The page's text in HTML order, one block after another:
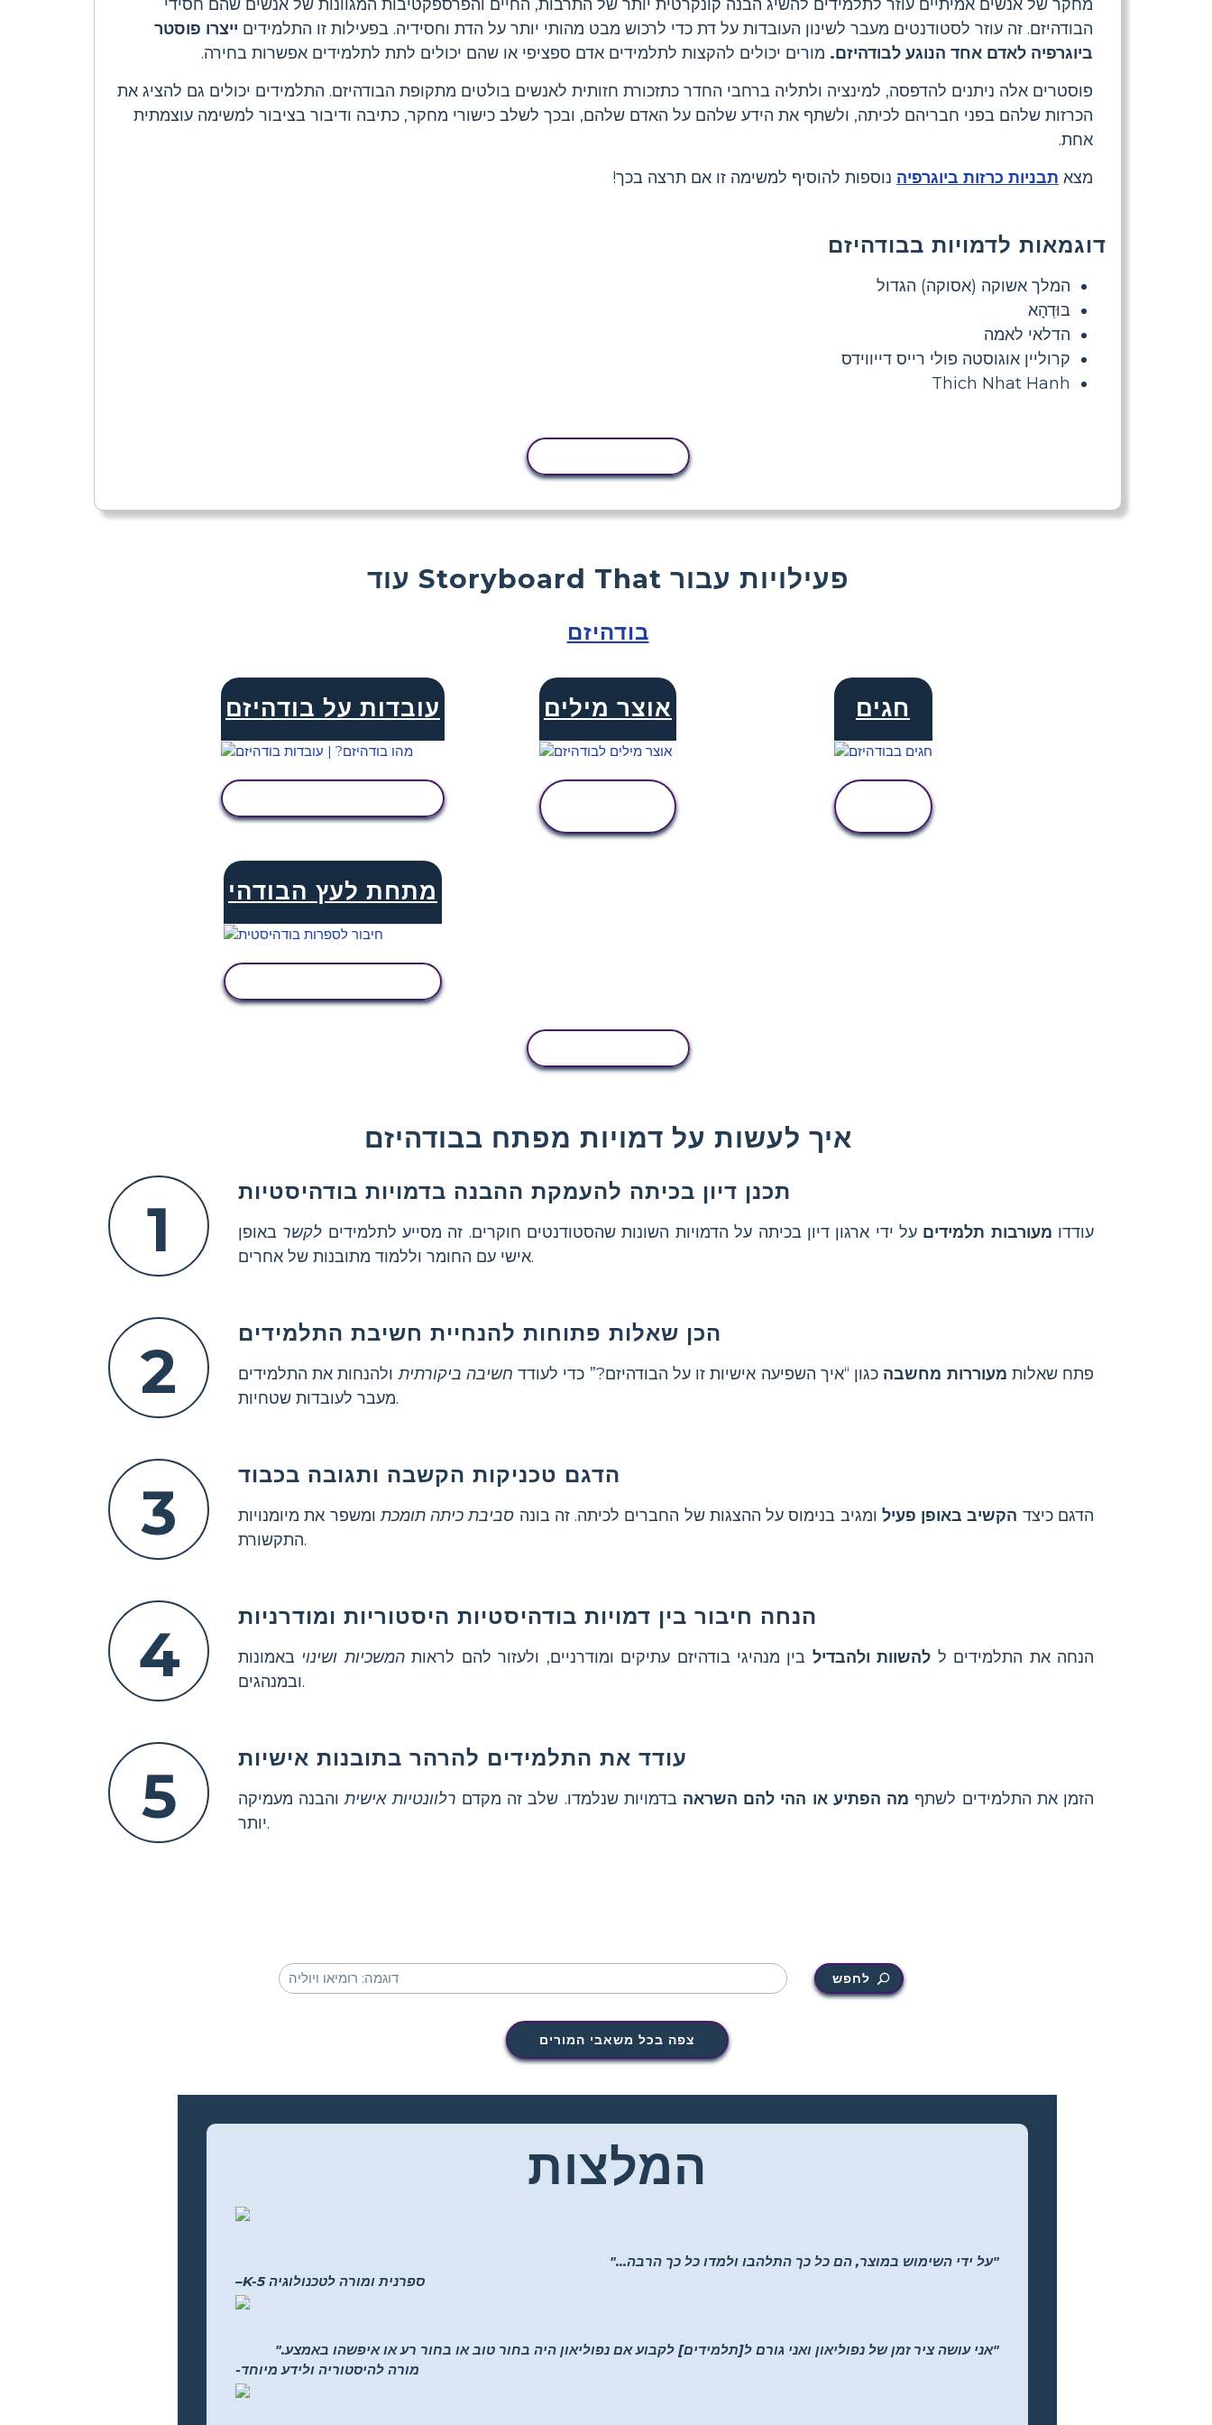
מחקר של אנשים אמיתיים עוזר לתלמידים להשיג הבנה קונקרטית יותר של התרבות, החיים והפרספקטיבות המגוונות של אנשים שהם חסידי
הבודהיזם. זה עוזר לסטודנטים מעבר לשינון העובדות על דת כדי לרכוש מבט מהותי יותר על הדת וחסידיה. בפעילות זו התלמידים ייצרו פוסטר
ביוגרפיה לאדם אחד הנוגע לבודהיזם. מורים יכולים להקצות לתלמידים אדם ספציפי או שהם יכולים לתת לתלמידים אפשרות בחירה.
פוסטרים אלה ניתנים להדפסה, למינציה ולתליה ברחבי החדר כתזכורת חזותית לאנשים בולטים מתקופת הבודהיזם. התלמידים יכולים גם להציג את
הכרזות שלהם בפני חבריהם לכיתה, ולשתף את הידע שלהם על האדם שלהם, ובכך לשלב כישורי מחקר, כתיבה ודיבור בציבור למשימה עוצמתית
אחת.
מצא תבניות כרזות ביוגרפיה נוספות להוסיף למשימה זו אם תרצה בכך!
דוגמאות לדמויות בבודהיזם
המלך אשוקה (אסוקה) הגדול
בּוּדְהָא
הדלאי לאמה
קרוליין אוגוסטה פולי רייס דייווידס
Thich Nhat Hanh
איך לעשות על דמויות מפתח בבודהיזם
1
תכנן דיון בכיתה להעמקת ההבנה בדמויות בודהיסטיות
עודדו מעורבות תלמידים על ידי ארגון דיון בכיתה על הדמויות השונות שהסטודנטים חוקרים. זה מסייע לתלמידים לקשר באופן
אישי עם החומר וללמוד מתובנות של אחרים.
2
הכן שאלות פתוחות להנחיית חשיבת התלמידים
פתח שאלות מעוררות מחשבה כגון “איך השפיעה אישיות זו על הבודהיזם?” כדי לעודד חשיבה ביקורתיתולהנחות את התלמידים
מעבר לעובדות שטחיות.
3
הדגם טכניקות הקשבה ותגובה בכבוד
הדגם כיצד הקשיב באופן פעיל ומגיב בנימוס על ההצגות של החברים לכיתה. זה בונה סביבת כיתה תומכתומשפר את מיומנויות
התקשורת.
4
הנחה חיבור בין דמויות בודהיסטיות היסטוריות ומודרניות
הנחה את התלמידים ל להשוות ולהבדיל בין מנהיגי בודהיזם עתיקים ומודרניים, ולעזור להם לראותהמשכיות ושינוי באמונות
ובמנהגים.
5
עודד את התלמידים להרהר בתובנות אישיות
הזמן את התלמידים לשתף מה הפתיע או ההי להם השראה בדמויות שנלמדו. שלב זה מקדם רלוונטיות אישיתוהבנה מעמיקה
יותר.
עוד Storyboard That פעילויות עבור
בודהיזם
עובדות על בודהיזם אוצר מילים חגים
מתחת לעץ הבודהי
לחפש
צפה בכל משאבי המורים
המלצות
"על ידי השימוש במוצר, הם כל כך התלהבו ולמדו כל כך הרבה..."
–K-5 ספרנית ומורה לטכנולוגיה
"אני עושה ציר זמן של נפוליאון ואני גורם ל[תלמידים] לקבוע אם נפוליאון היה בחור טוב או בחור רע או איפשהו באמצע."
-מורה להיסטוריה ולידע מיוחד